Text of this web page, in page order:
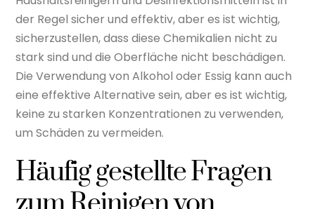
der Regel sicher und effektiv, aber es ist wichtig,
sicherzustellen, dass diese Chemikalien nicht zu
stark sind und die Oberfläche nicht beschädigen.
Die Verwendung von Alkohol oder Essig kann auch
eine effektive Alternative sein, aber es ist wichtig,
keine zu starken Konzentrationen zu verwenden,
um Schäden zu vermeiden.
Häufig gestellte Fragen